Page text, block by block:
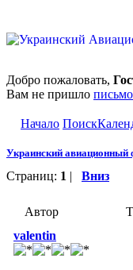
Добро пожаловать,
Вам не пришло
Начало Поиск
Украинский авиационный
Страниц: 1 | Вниз
Автор
valentin